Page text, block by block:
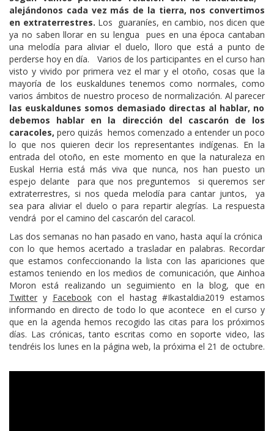
alejándonos cada vez más de la tierra, nos convertimos
en extraterrestres. Los guaraníes, en cambio, nos dicen que
ya no saben llorar en su lengua pues en una época cantaban
una melodía para aliviar el duelo, lloro que está a punto de
perderse hoy en día. Varios de los participantes en el curso han
visto y vivido por primera vez el mar y el otoño, cosas que la
mayoría de los euskaldunes tenemos como normales, como
varios ámbitos de nuestro proceso de normalización. Al parecer
las euskaldunes somos demasiado directas al hablar, no
debemos hablar en la dirección del cascarón de los
caracoles, pero quizás hemos comenzado a entender un poco
lo que nos quieren decir los representantes indígenas. En la
entrada del otoño, en este momento en que la naturaleza en
Euskal Herria está más viva que nunca, nos han puesto un
espejo delante para que nos preguntemos si queremos ser
extraterrestres, si nos queda melodía para cantar juntos, ya
sea para aliviar el duelo o para repartir alegrías. La respuesta
vendrá por el camino del cascarón del caracol.
Las dos semanas no han pasado en vano, hasta aquí la crónica
con lo que hemos acertado a trasladar en palabras. Recordar
que estamos confeccionando la lista con las apariciones que
estamos teniendo en los medios de comunicación, que Ainhoa
Moron está realizando un seguimiento en la blog, que en
Twitter y Facebook con el hastag #Ikastaldia2019 estamos
informando en directo de todo lo que acontece en el curso y
que en la agenda hemos recogido las citas para los próximos
días. Las crónicas, tanto escritas como en soporte video, las
tendréis los lunes en la página web, la próxima el 21 de octubre.